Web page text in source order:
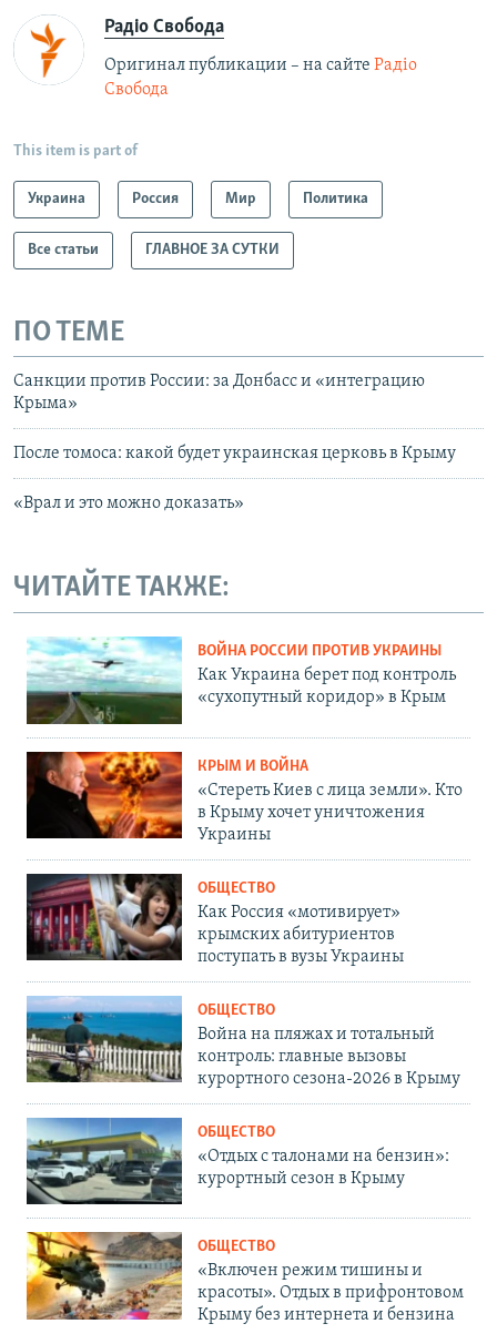
Радіо Свобода
Оригинал публикации – на сайте Радіо
Свобода
This item is part of
Украина Россия Мир Политика
Все статьи ГЛАВНОЕ ЗА СУТКИ
ПО ТЕМЕ
Санкции против России: за Донбасс и «интеграцию
Крыма»
После томоса: какой будет украинская церковь в Крыму
«Врал и это можно доказать»
ЧИТАЙТЕ ТАКЖЕ:
ВОЙНА РОССИИ ПРОТИВ УКРАИНЫ
Как Украина берет под контроль
«сухопутный коридор» в Крым
КРЫМ И ВОЙНА
«Стереть Киев с лица земли». Кто
в Крыму хочет уничтожения
Украины
ОБЩЕСТВО
Как Россия «мотивирует»
крымских абитуриентов
поступать в вузы Украины
ОБЩЕСТВО
Война на пляжах и тотальный
контроль: главные вызовы
курортного сезона-2026 в Крыму
ОБЩЕСТВО
«Отдых с талонами на бензин»:
курортный сезон в Крыму
ОБЩЕСТВО
«Включен режим тишины и
красоты». Отдых в прифронтовом
Крыму без интернета и бензина